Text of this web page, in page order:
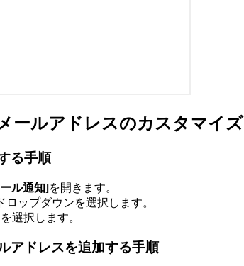
ールアドレスのカスタマイズ
る手順
ル通知]を開きます。
ロップダウンを選択します。
選択します。
アドレスを追加する手順